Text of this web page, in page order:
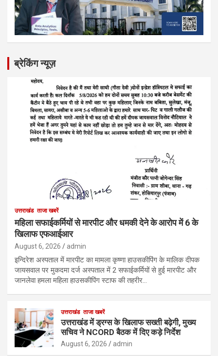
ब्रेकिंग न्यूज़
उत्तराखंड ताजा खबरें
महिला सफाईकर्मियों से मारपीट और धमकी देने के आरोप में 6 के
खिलाफ एफआईआर
August 6, 2026 admin
इन्दिरेश अस्पताल में मारपीट का मामला कृष्णा हाउसकीपिंग के मालिक दीपक
जायसवाल पर मुकदमा दर्ज अस्पताल में 2 सफाईकर्मियों से हुई मारपीट और
जानलेवा हमला महिला हाउसकीपिंग स्टाफ की तहरीर…
उत्तराखंड ताजा खबरें
उत्तराखंड में ड्रग्स के खिलाफ सख्ती बढ़ेगी, मुख्य
सचिव ने NCORD बैठक में दिए कड़े निर्देश
August 6, 2026 admin